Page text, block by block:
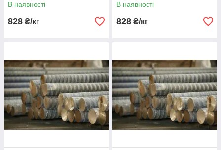
В наявності
828 ₴/кг
В наявності
828 ₴/кг